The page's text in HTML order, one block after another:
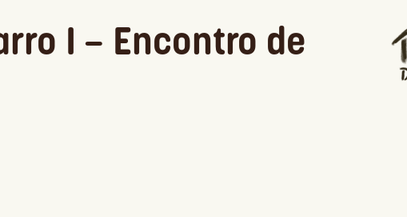
I – Encontro de